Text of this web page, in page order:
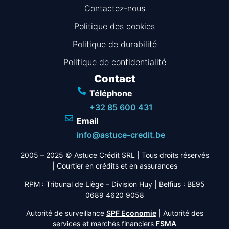
Contactez-nous
Politique des cookies
Politique de durabilité
Politique de confidentialité
Contact
Téléphone
+32 85 600 431
Email
info@astuce-credit.be
2005 – 2025 © Astuce Crédit SRL
| Tous droits réservés
Courtier en crédits et en assurances
RPM : Tribunal de Liège – Division Huy | Belfius : BE95
0689 4620 9058
Autorité de surveillance SPF Economie| Autorité des
services et marchés financiers FSMA